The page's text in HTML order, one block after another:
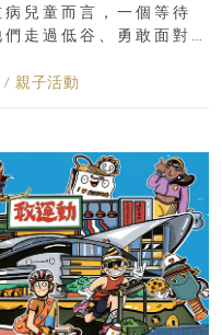
兒童而言，一個等待
走過低谷、勇敢面對
/ 親子活動